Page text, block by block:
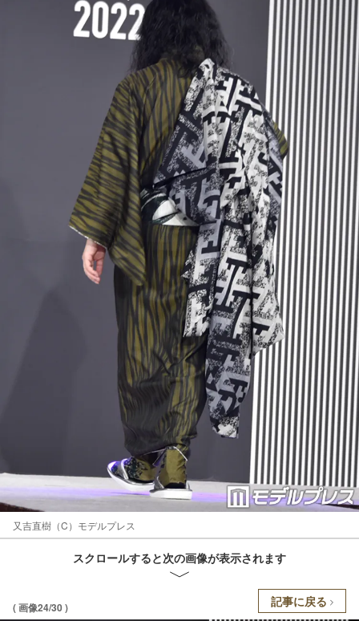
又吉直樹（C）モデルプレス
スクロールすると次の画像が表示されます
( 画像24/30 ) 記事に戻る